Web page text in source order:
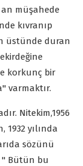
müşahede
kıvranıp
üstünde duran
korkunç bir
varmaktır.
Nitekim,1956
yılında
sözünü
" Bütün bu